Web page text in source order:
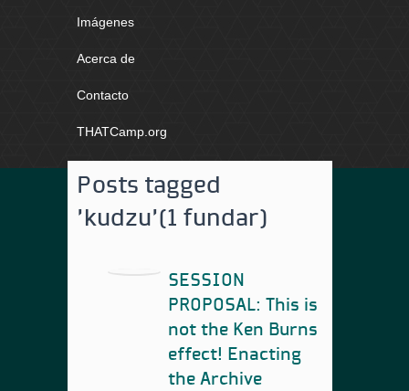
Imágenes
Acerca de
Contacto
THATCamp.org
Posts tagged
'kudzu'(1 fundar)
SESSION
PROPOSAL: This is
not the Ken Burns
effect! Enacting
the Archive